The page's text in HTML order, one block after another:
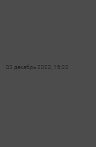
03 декабрь 2022, 16:22